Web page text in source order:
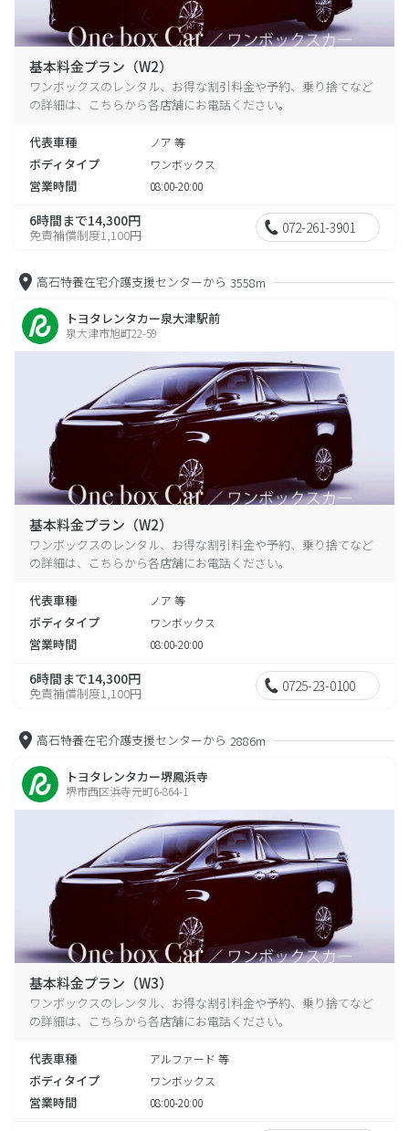
基本料金プラン（W2）
ワンボックスのレンタル、お得な割引料金や予約、乗り捨てなど
の詳細は、こちらから各店舗にお電話ください。
代表車種 ノア 等
ボディタイプ ワンボックス
営業時間 08:00-20:00
6時間まで14,300円
免責補償制度1,100円 072-261-3901
高石特養在宅介護支援センターから 3558m
トヨタレンタカー泉大津駅前
泉大津市旭町22-59
基本料金プラン（W2）
ワンボックスのレンタル、お得な割引料金や予約、乗り捨てなど
の詳細は、こちらから各店舗にお電話ください。
代表車種 ノア 等
ボディタイプ ワンボックス
営業時間 08:00-20:00
6時間まで14,300円
免責補償制度1,100円 0725-23-0100
高石特養在宅介護支援センターから 2886m
トヨタレンタカー堺鳳浜寺
堺市西区浜寺元町6-864-1
基本料金プラン（W3）
ワンボックスのレンタル、お得な割引料金や予約、乗り捨てなど
の詳細は、こちらから各店舗にお電話ください。
代表車種 アルファード 等
ボディタイプ ワンボックス
営業時間 08:00-20:00